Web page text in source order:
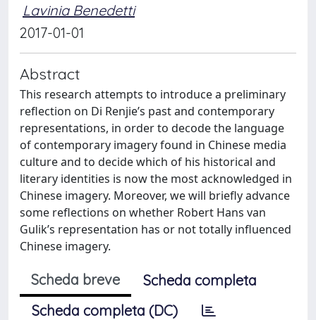
Lavinia Benedetti
2017-01-01
Abstract
This research attempts to introduce a preliminary
reflection on Di Renjie’s past and contemporary
representations, in order to decode the language
of contemporary imagery found in Chinese media
culture and to decide which of his historical and
literary identities is now the most acknowledged in
Chinese imagery. Moreover, we will briefly advance
some reflections on whether Robert Hans van
Gulik’s representation has or not totally influenced
Chinese imagery.
Scheda breve
Scheda completa
Scheda completa (DC)